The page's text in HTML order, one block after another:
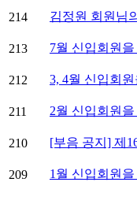
214
김정원 회원님
213
7월 신입회원
212
3, 4월 신입회
211
2월 신입회원
210
[부음 공지] 제
209
1월 신입회원